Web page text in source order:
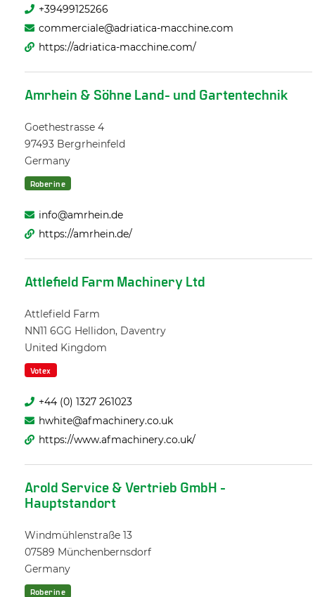
+39499125266
commerciale@adriatica-macchine.com
https://adriatica-macchine.com/
Amrhein & Söhne Land- und Gartentechnik
Goethestrasse 4
97493 Bergrheinfeld
Germany
Roberine
info@amrhein.de
https://amrhein.de/
Attlefield Farm Machinery Ltd
Attlefield Farm
NN11 6GG Hellidon, Daventry
United Kingdom
Votex
+44 (0) 1327 261023
hwhite@afmachinery.co.uk
https://www.afmachinery.co.uk/
Arold Service & Vertrieb GmbH -
Hauptstandort
Windmühlenstraße 13
07589 Münchenbernsdorf
Germany
Roberine